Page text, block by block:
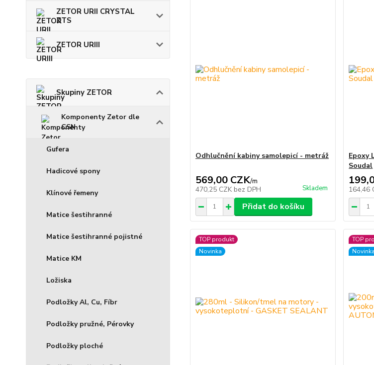
ZETOR URII CRYSTAL
ZTS
ZETOR URIII
Skupiny ZETOR
Komponenty Zetor dle
CSN
Gufera
Hadicové spony
Klínové řemeny
Matice šestihranné
Matice šestihranné pojistné
Matice KM
Ložiska
Podložky Al, Cu, Fíbr
Podložky pružné, Pérovky
Podložky ploché
Odhlučnění kabiny samolepicí - metráž
569,00 CZK/m
470,25 CZK bez DPH Skladem
Přidat do košíku
Epoxy
Soudal
164,46
TOP produkt
Novinka
TOP
Novinka